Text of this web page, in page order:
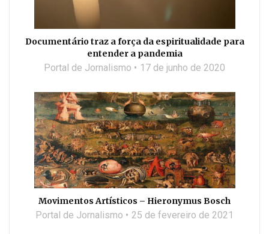
Documentário traz a força da espiritualidade para
entender a pandemia
Portal de Jornalismo 17 de junho de 2020
Movimentos Artísticos – Hieronymus Bosch
Portal de Jornalismo 25 de fevereiro de 2021